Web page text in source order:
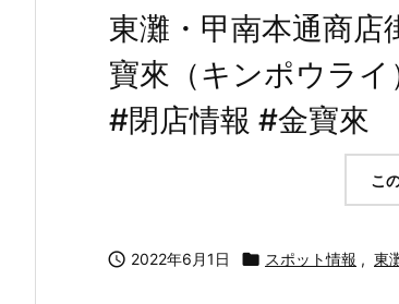
東灘・甲南本通商
寶來（キンポウラ
#閉店情報 #金寶來
こ
 2022年6月1日  スポット情報 , 東